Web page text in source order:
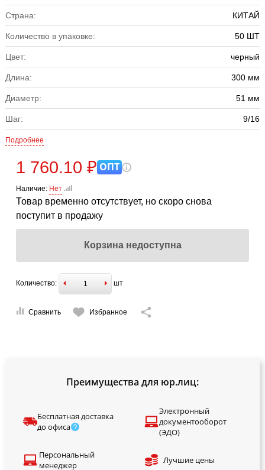
Страна: КИТАЙ
Количество в упаковке: 50 ШТ
Цвет: черный
Длина: 300 мм
Диаметр: 51 мм
Шаг: 9/16
Подробнее
1 760.10 ₽ ОПТ
Наличие: Нет
Товар временно отсутствует, но скоро снова
поступит в продажу
Корзина недоступна
Количество: шт
Сравнить Избранное
Преимущества для юр.лиц:
Бесплатная доставка
до офиса
Электронный
документооборот
(ЭДО)
Персональный
менеджер
Лучшие цены